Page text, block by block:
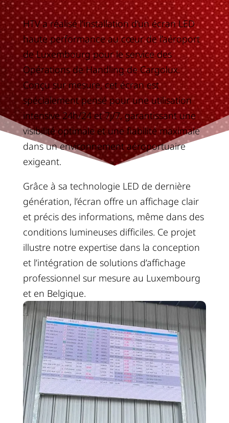
HTV a réalisé l’installation d’un écran LED
haute performance au cœur de l’aéroport
de Luxembourg pour le service des
Opérations de Handling de Cargolux.
Conçu sur mesure, cet écran est
spécialement pensé pour une utilisation
intensive 24h/24 et 7j/7, garantissant une
visibilité optimale et une fiabilité maximale
dans un environnement aéroportuaire
exigeant.
Grâce à sa technologie LED de dernière
génération, l’écran offre un affichage clair
et précis des informations, même dans des
conditions lumineuses difficiles. Ce projet
illustre notre expertise dans la conception
et l’intégration de solutions d’affichage
professionnel sur mesure au Luxembourg
et en Belgique.